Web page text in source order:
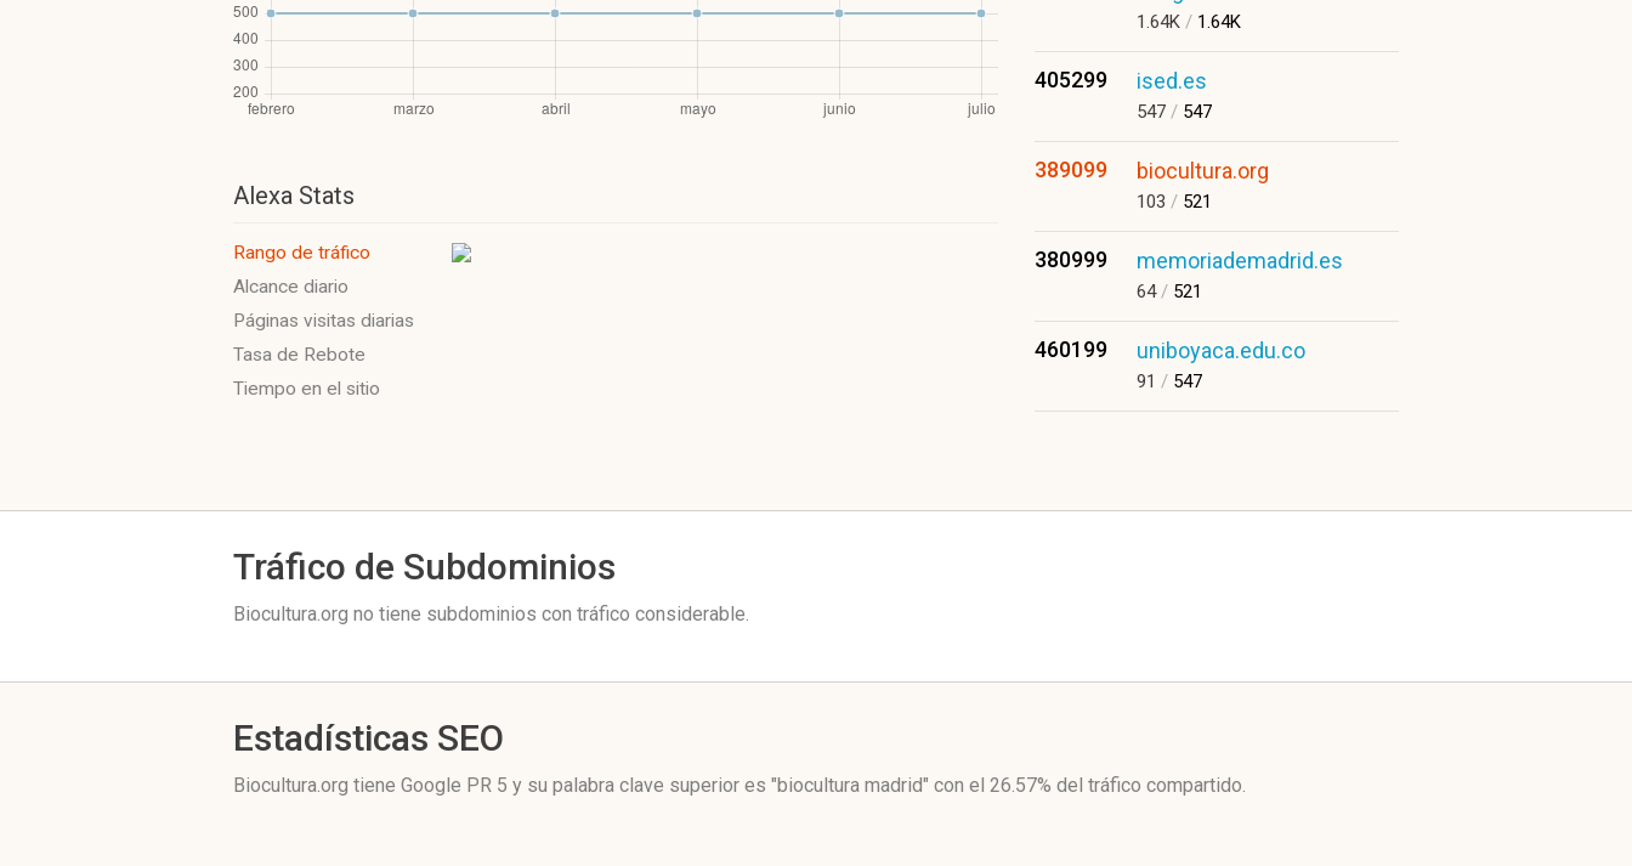
Alexa Stats
Rango de tráfico
Alcance diario
Páginas visitas diarias
Tasa de Rebote
Tiempo en el sitio
1.64K / 1.64K
405299 ised.es
547 / 547
389099 biocultura.org
103 / 521
380999 memoriademadrid.es
64/ 521
460199 uniboyaca.edu.co
91 / 547
Tráfico de Subdominios
Biocultura.org no tiene subdominios con tráfico considerable.
Estadísticas SEO
Biocultura.org tiene Google PR 5 y su palabra clave superior es "biocultura madrid" con el 26.57% del tráfico compartido.